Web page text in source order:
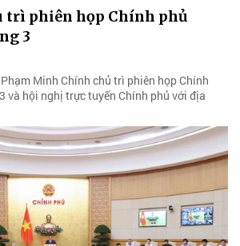
trì phiên họp Chính phủ
3
Minh Chính chủ trì phiên họp Chính
và hội nghị trực tuyến Chính phủ với địa